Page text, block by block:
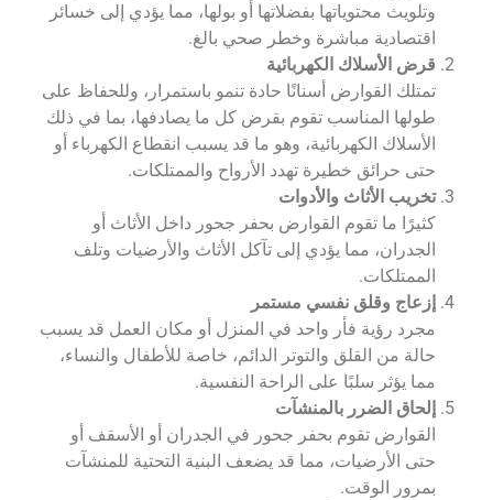
وتلويث محتوياتها بفضلاتها أو بولها، مما يؤدي إلى خسائر
اقتصادية مباشرة وخطر صحي بالغ.
قرض الأسلاك الكهربائية
تمتلك القوارض أسنانًا حادة تنمو باستمرار، وللحفاظ على
طولها المناسب تقوم بقرض كل ما يصادفها، بما في ذلك
الأسلاك الكهربائية، وهو ما قد يسبب انقطاع الكهرباء أو
حتى حرائق خطيرة تهدد الأرواح والممتلكات.
تخريب الأثاث والأدوات
كثيرًا ما تقوم القوارض بحفر جحور داخل الأثاث أو
الجدران، مما يؤدي إلى تآكل الأثاث والأرضيات وتلف
الممتلكات.
إزعاج وقلق نفسي مستمر
مجرد رؤية فأر واحد في المنزل أو مكان العمل قد يسبب
حالة من القلق والتوتر الدائم، خاصة للأطفال والنساء،
مما يؤثر سلبًا على الراحة النفسية.
إلحاق الضرر بالمنشآت
القوارض تقوم بحفر جحور في الجدران أو الأسقف أو
حتى الأرضيات، مما قد يضعف البنية التحتية للمنشآت
بمرور الوقت.